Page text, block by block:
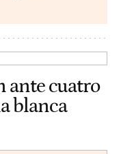
ante cuatro
blanca